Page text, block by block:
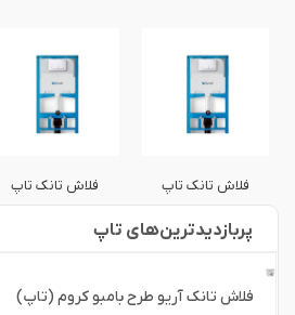
فلاش تانک تاپ فلاش تانک تاپ
پربازدید‌ترین‌های تاپ
فلاش تانک آریو طرح بامبو کروم (تاپ)